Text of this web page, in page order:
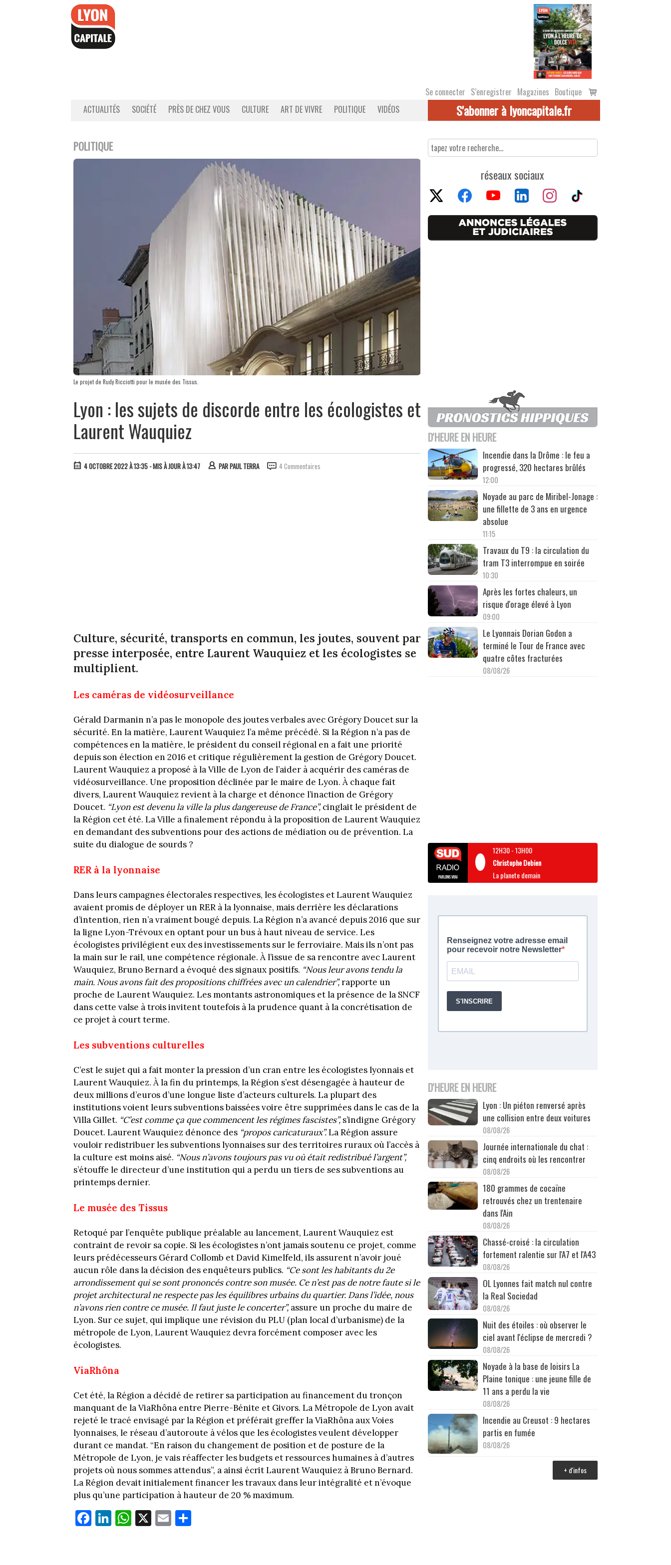
Se connecter S’enregistrer Magazines Boutique
Voir
le
ACTUALITÉS SOCIÉTÉ PRÈS DE CHEZ VOUS CULTURE ART DE VIVRE POLITIQUE VIDÉOS S'abonner à lyoncapitale.fr
POLITIQUE
Le projet de Rudy Ricciotti pour le musée des Tissus.
Lyon : les sujets de discorde entre les écologistes et
Laurent Wauquiez
4 OCTOBRE 2022 À 13:35 - MIS À JOUR À 13:47 PARPAUL TERRA 4 Commentaires
Culture, sécurité, transports en commun, les joutes, souvent par
presse interposée, entre Laurent Wauquiez et les écologistes se
multiplient.
Les caméras de vidéosurveillance
Gérald Darmanin n’a pas le monopole des joutes verbales avec Grégory Doucet sur la
sécurité. En la matière, Laurent Wauquiez l’a même précédé. Si la Région n’a pas de
compétences en la matière, le président du conseil régional en a fait une priorité
depuis son élection en 2016 et critique régulièrement la gestion de Grégory Doucet.
Laurent Wauquiez a proposé à la Ville de Lyon de l’aider à acquérir des caméras de
vidéosurveillance. Une proposition déclinée par le maire de Lyon. À chaque fait
divers, Laurent Wauquiez revient à la charge et dénonce l’inaction de Grégory
Doucet. “Lyon est devenu la ville la plus dangereuse de France”,cinglait le président de
la Région cet été. La Ville a finalement répondu à la proposition de Laurent Wauquiez
en demandant des subventions pour des actions de médiation ou de prévention. La
suite du dialogue de sourds ?
RER à la lyonnaise
Dans leurs campagnes électorales respectives, les écologistes et Laurent Wauquiez
avaient promis de déployer un RER à la lyonnaise, mais derrière les déclarations
d’intention, rien n’a vraiment bougé depuis. La Région n’a avancé depuis 2016 que sur
la ligne Lyon-Trévoux en optant pour un bus à haut niveau de service. Les
écologistes privilégient eux des investissements sur le ferroviaire. Mais ils n’ont pas
la main sur le rail, une compétence régionale. À l’issue de sa rencontre avec Laurent
Wauquiez, Bruno Bernard a évoqué des signaux positifs. “Nous leur avons tendu la
main. Nous avons fait des propositions chiffrées avec un calendrier”,rapporte un
proche de Laurent Wauquiez. Les montants astronomiques et la présence de la SNCF
dans cette valse à trois invitent toutefois à la prudence quant à la concrétisation de
ce projet à court terme.
Les subventions culturelles
C’est le sujet qui a fait monter la pression d’un cran entre les écologistes lyonnais et
Laurent Wauquiez. À la fin du printemps, la Région s’est désengagée à hauteur de
deux millions d’euros d’une longue liste d’acteurs culturels. La plupart des
institutions voient leurs subventions baissées voire être supprimées dans le cas de la
Villa Gillet. “C’est comme ça que commencent les régimes fascistes”,s’indigne Grégory
Doucet. Laurent Wauquiez dénonce des “propos caricaturaux”.La Région assure
vouloir redistribuer les subventions lyonnaises sur des territoires ruraux où l’accès à
la culture est moins aisé. “Nous n’avons toujours pas vu où était redistribué l’argent”,
s’étouffe le directeur d’une institution qui a perdu un tiers de ses subventions au
printemps dernier.
Le musée des Tissus
Retoqué par l’enquête publique préalable au lancement, Laurent Wauquiez est
contraint de revoir sa copie. Si les écologistes n’ont jamais soutenu ce projet, comme
leurs prédécesseurs Gérard Collomb et David Kimelfeld, ils assurent n’avoir joué
aucun rôle dans la décision des enquêteurs publics. “Ce sont les habitants du 2e
arrondissement qui se sont prononcés contre son musée. Ce n’est pas de notre faute si le
projet architectural ne respecte pas les équilibres urbains du quartier. Dans l’idée, nous
n’avons rien contre ce musée. Il faut juste le concerter”,assure un proche du maire de
Lyon. Sur ce sujet, qui implique une révision du PLU (plan local d’urbanisme) de la
métropole de Lyon, Laurent Wauquiez devra forcément composer avec les
écologistes.
ViaRhôna
Cet été, la Région a décidé de retirer sa participation au financement du tronçon
manquant de la ViaRhôna entre Pierre-Bénite et Givors. La Métropole de Lyon avait
rejeté le tracé envisagé par la Région et préférait greffer la ViaRhôna aux Voies
lyonnaises, le réseau d’autoroute à vélos que les écologistes veulent développer
durant ce mandat. “En raison du changement de position et de posture de la
Métropole de Lyon, je vais réaffecter les budgets et ressources humaines à d’autres
projets où nous sommes attendus”, a ainsi écrit Laurent Wauquiez à Bruno Bernard.
La Région devait initialement financer les travaux dans leur intégralité et n’évoque
plus qu’une participation à hauteur de 20 % maximum.
Fa
ce
Li
nk
W
ha
X E
m
réseaux sociaux
D'HEURE EN HEURE
Incendie dans la Drôme : le feu a
progressé, 320 hectares brûlés
12:00
Noyade au parc de Miribel-Jonage :
une fillette de 3 ans en urgence
absolue
11:15
Travaux du T9 : la circulation du
tram T3 interrompue en soirée
10:30
Après les fortes chaleurs, un
risque d'orage élevé à Lyon
09:00
Le Lyonnais Dorian Godon a
terminé le Tour de France avec
quatre côtes fracturées
08/08/26
12H30-13H00
Christophe Debien
La planete demain
D'HEURE EN HEURE
Lyon : Un piéton renversé après
une collision entre deux voitures
08/08/26
Journée internationale du chat :
cinq endroits où les rencontrer
08/08/26
180 grammes de cocaïne
retrouvés chez un trentenaire
dans l'Ain
08/08/26
Chassé-croisé : la circulation
fortement ralentie sur l'A7 et l'A43
08/08/26
OL Lyonnes fait match nul contre
la Real Sociedad
08/08/26
Nuit des étoiles : où observer le
ciel avant l'éclipse de mercredi ?
08/08/26
Noyade à la base de loisirs La
Plaine tonique : une jeune fille de
11 ans a perdu la vie
08/08/26
Incendie au Creusot : 9 hectares
partis en fumée
08/08/26
+ d'infos